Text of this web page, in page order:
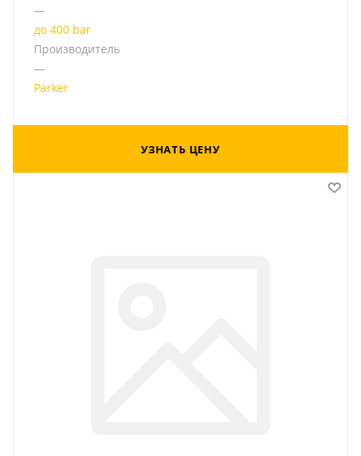
—
до 400 bar
Производитель
—
Parker
УЗНАТЬ ЦЕНУ